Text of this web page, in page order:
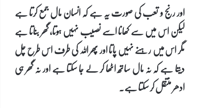
اور رنج و تعب کی صورت یہ ہے کہ انسان مال جمع کرتا ہے
لیکن اس میں سے کھانا اسے نصیب نہیں ہوتا، گھر بناتا ہے
مگر اس میں رہنے نہیں پاتا اور پھر اللہ کی طرف اس طرح چل
دیتا ہے کہ نہ مال ساتھ اٹھا کر لے جا سکتا ہے اور نہ گھر ہی
ادھر منتقل کر سکتا ہے۔